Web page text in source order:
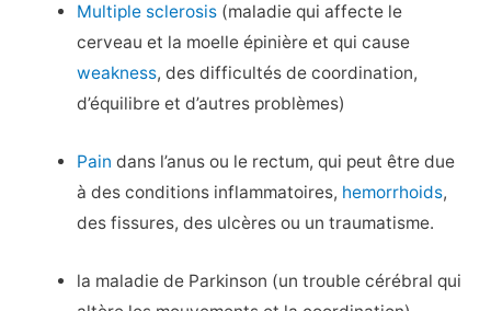
Multiple sclerosis (maladie qui affecte le
cerveau et la moelle épinière et qui cause
weakness, des difficultés de coordination,
d’équilibre et d’autres problèmes)
Pain dans l’anus ou le rectum, qui peut être due
à des conditions inflammatoires, hemorrhoids,
des fissures, des ulcères ou un traumatisme.
la maladie de Parkinson (un trouble cérébral qui